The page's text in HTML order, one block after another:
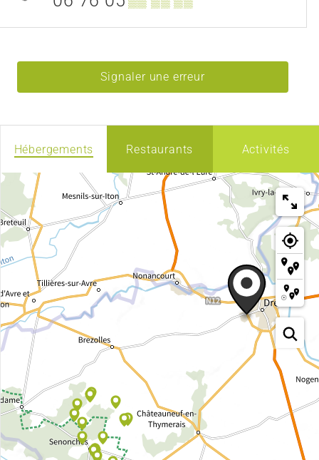
Signaler une erreur
Hébergements Restaurants Activités